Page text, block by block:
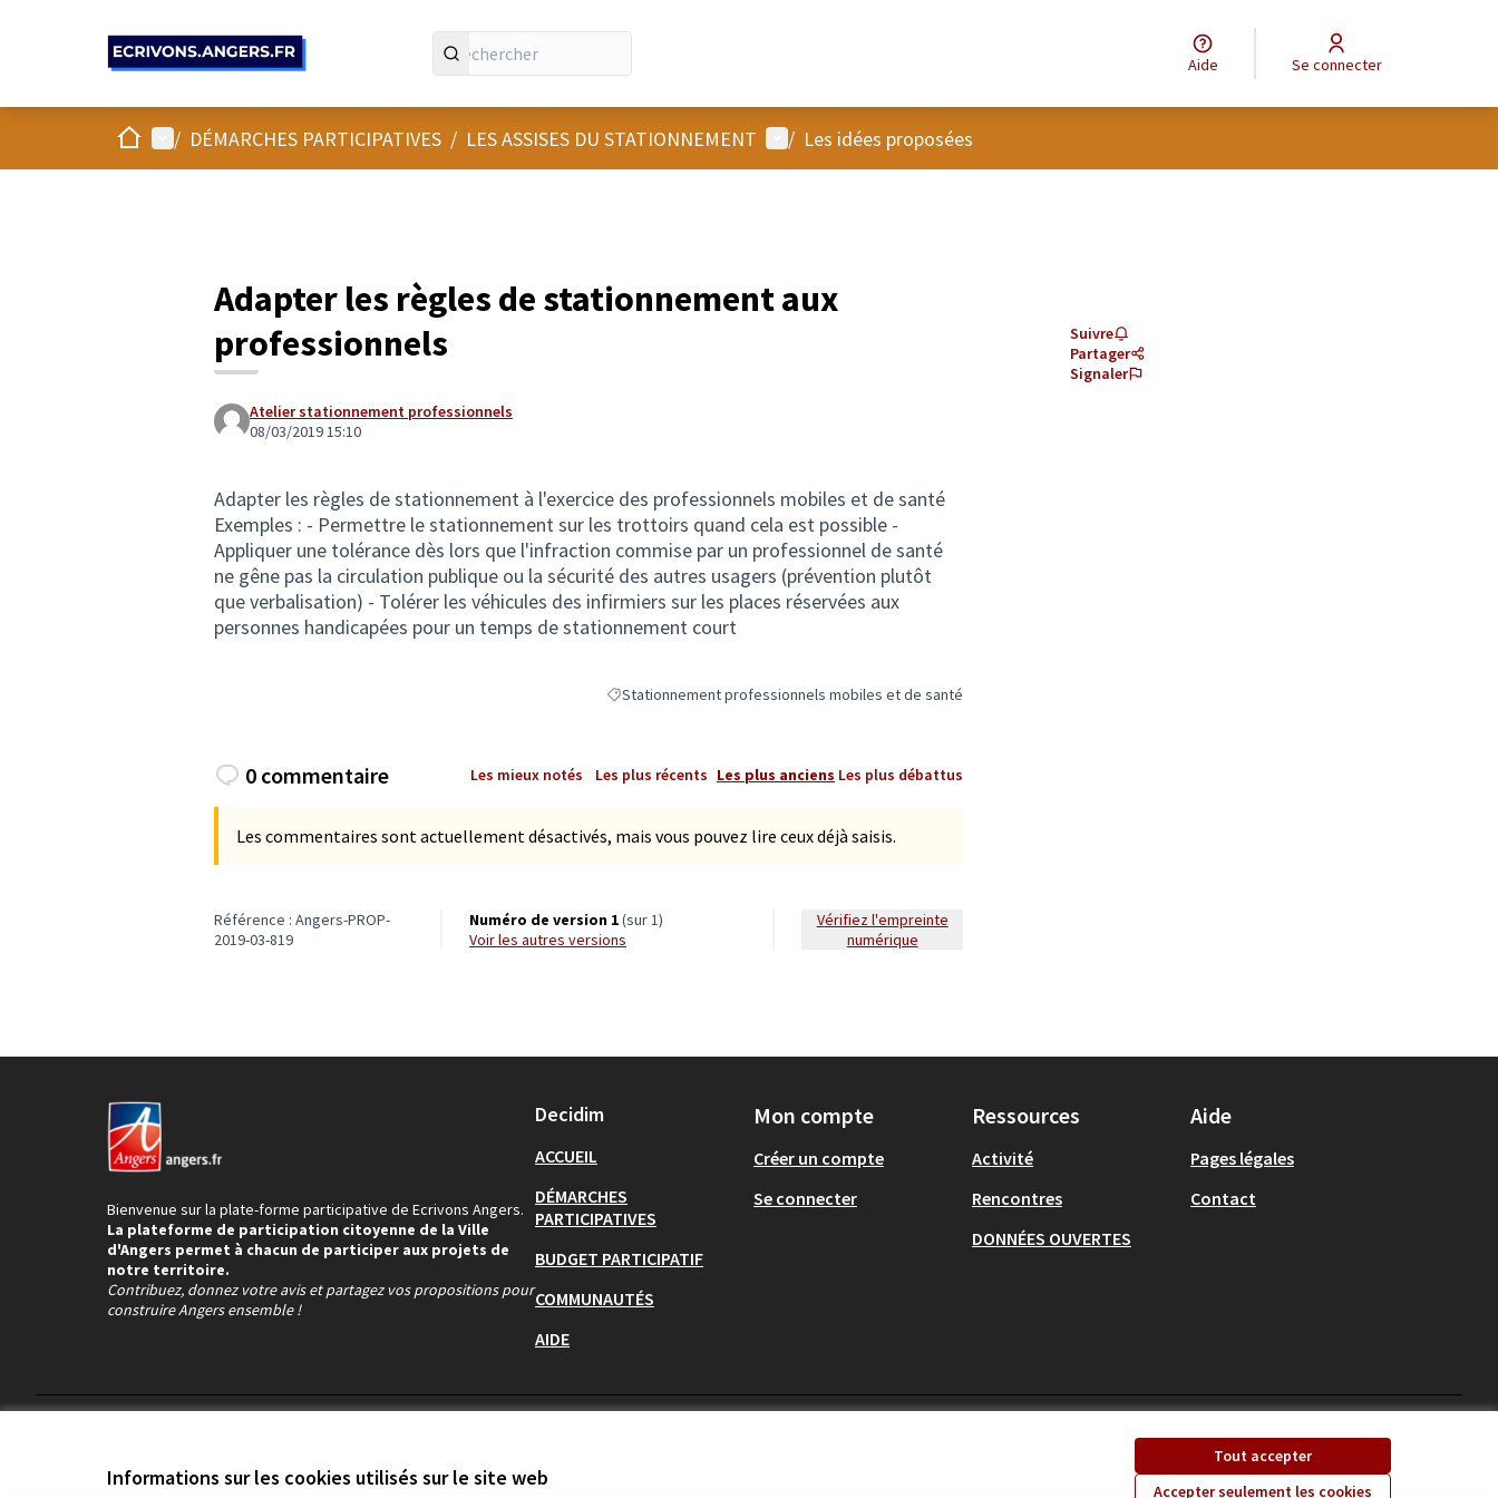
Informations sur les cookies utilisés sur le site web
Tout accepter
Accepter seulement les cookies
Aide Se connecter
AccueilMenu principal
/ DÉMARCHES PARTICIPATIVES / LES ASSISES DU STATIONNEMENT Menu utilisateur
/ Les idées proposées
Adapter les règles de stationnement aux
professionnels
Atelier stationnement professionnels
08/03/2019 15:10
Adapter les règles de stationnement à l'exercice des professionnels mobiles et de santé
Exemples : - Permettre le stationnement sur les trottoirs quand cela est possible -
Appliquer une tolérance dès lors que l'infraction commise par un professionnel de santé
ne gêne pas la circulation publique ou la sécurité des autres usagers (prévention plutôt
que verbalisation) - Tolérer les véhicules des infirmiers sur les places réservées aux
personnes handicapées pour un temps de stationnement court
Filtrer les résultats de la catégorie : Stationnement professionnels mobiles et de santé
Stationnement professionnels mobiles et de santé
Suivre
Partager
Signaler
0 commentaire Les mieux notés Les plus récents Les plus anciens Les plus débattus
Les commentaires sont actuellement désactivés, mais vous pouvez lire ceux déjà saisis.
Référence : Angers-PROP-
2019-03-819
Numéro de version 1(sur 1)
voir les autres versions
Vérifiez l'empreinte
numérique
Bienvenue sur la plate-forme participative de Ecrivons Angers.
La plateforme de participation citoyenne de la Ville
d'Angers permet à chacun de participer aux projets de
notre territoire.
Contribuez, donnez votre avis et partagez vos propositions pour
construire Angers ensemble !
Decidim
ACCUEIL
DÉMARCHES
PARTICIPATIVES
BUDGET PARTICIPATIF
COMMUNAUTÉS
AIDE
Mon compte
Créer un compte
Se connecter
Ressources
Activité
Rencontres
DONNÉES OUVERTES
Aide
Pages légales
Contact
(Lien externe)(Lien externe)